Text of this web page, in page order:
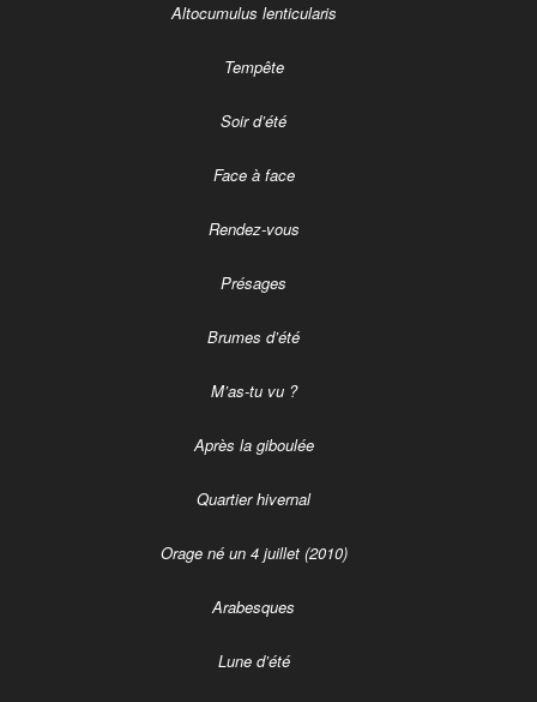
Altocumulus lenticularis
Tempête
Soir d’été
Face à face
Rendez-vous
Présages
Brumes d’été
M’as-tu vu ?
Après la giboulée
Quartier hivernal
Orage né un 4 juillet (2010)
Arabesques
Lune d’été